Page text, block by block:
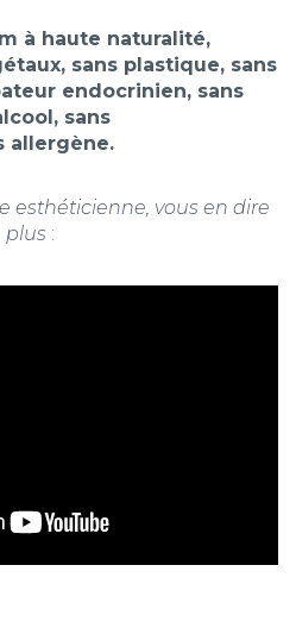
à haute naturalité,
sans plastique, sans
endocrinien, sans
sans
allergène.
esthéticienne, vous en dire
plus :